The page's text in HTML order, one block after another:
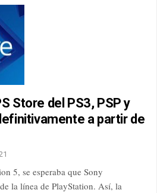
Store del PS3, PSP y
a partir de
5, se esperaba que Sony
la línea de PlayStation. Así, la